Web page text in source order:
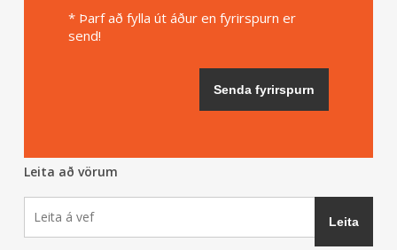
* Þarf að fylla út áður en fyrirspurn er
send!
Leita að vörum